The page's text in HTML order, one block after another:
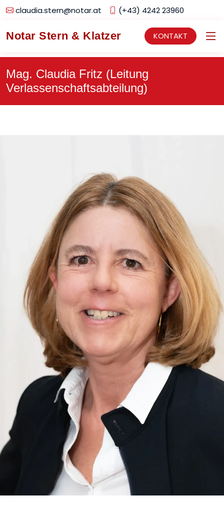
claudia.stern@notar.at (+43) 4242 23960
Notar Stern & Klatzer KONTAKT
Mag. Claudia Fritz (Leitung
Verlassenschaftsabteilung)